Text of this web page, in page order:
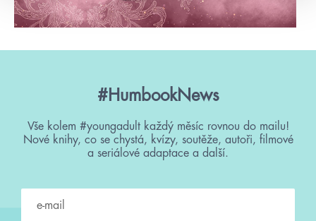
#HumbookNews
Vše kolem #youngadult každý měsíc rovnou do mailu!
Nové knihy, co se chystá, kvízy, soutěže, autoři, filmové
a seriálové adaptace a další.